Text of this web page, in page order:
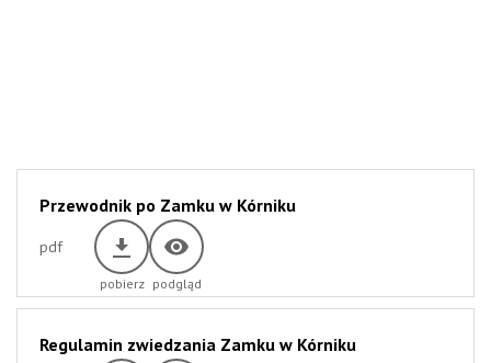
Przewodnik po Zamku w Kórniku
pdf
Regulamin zwiedzania Zamku w Kórniku